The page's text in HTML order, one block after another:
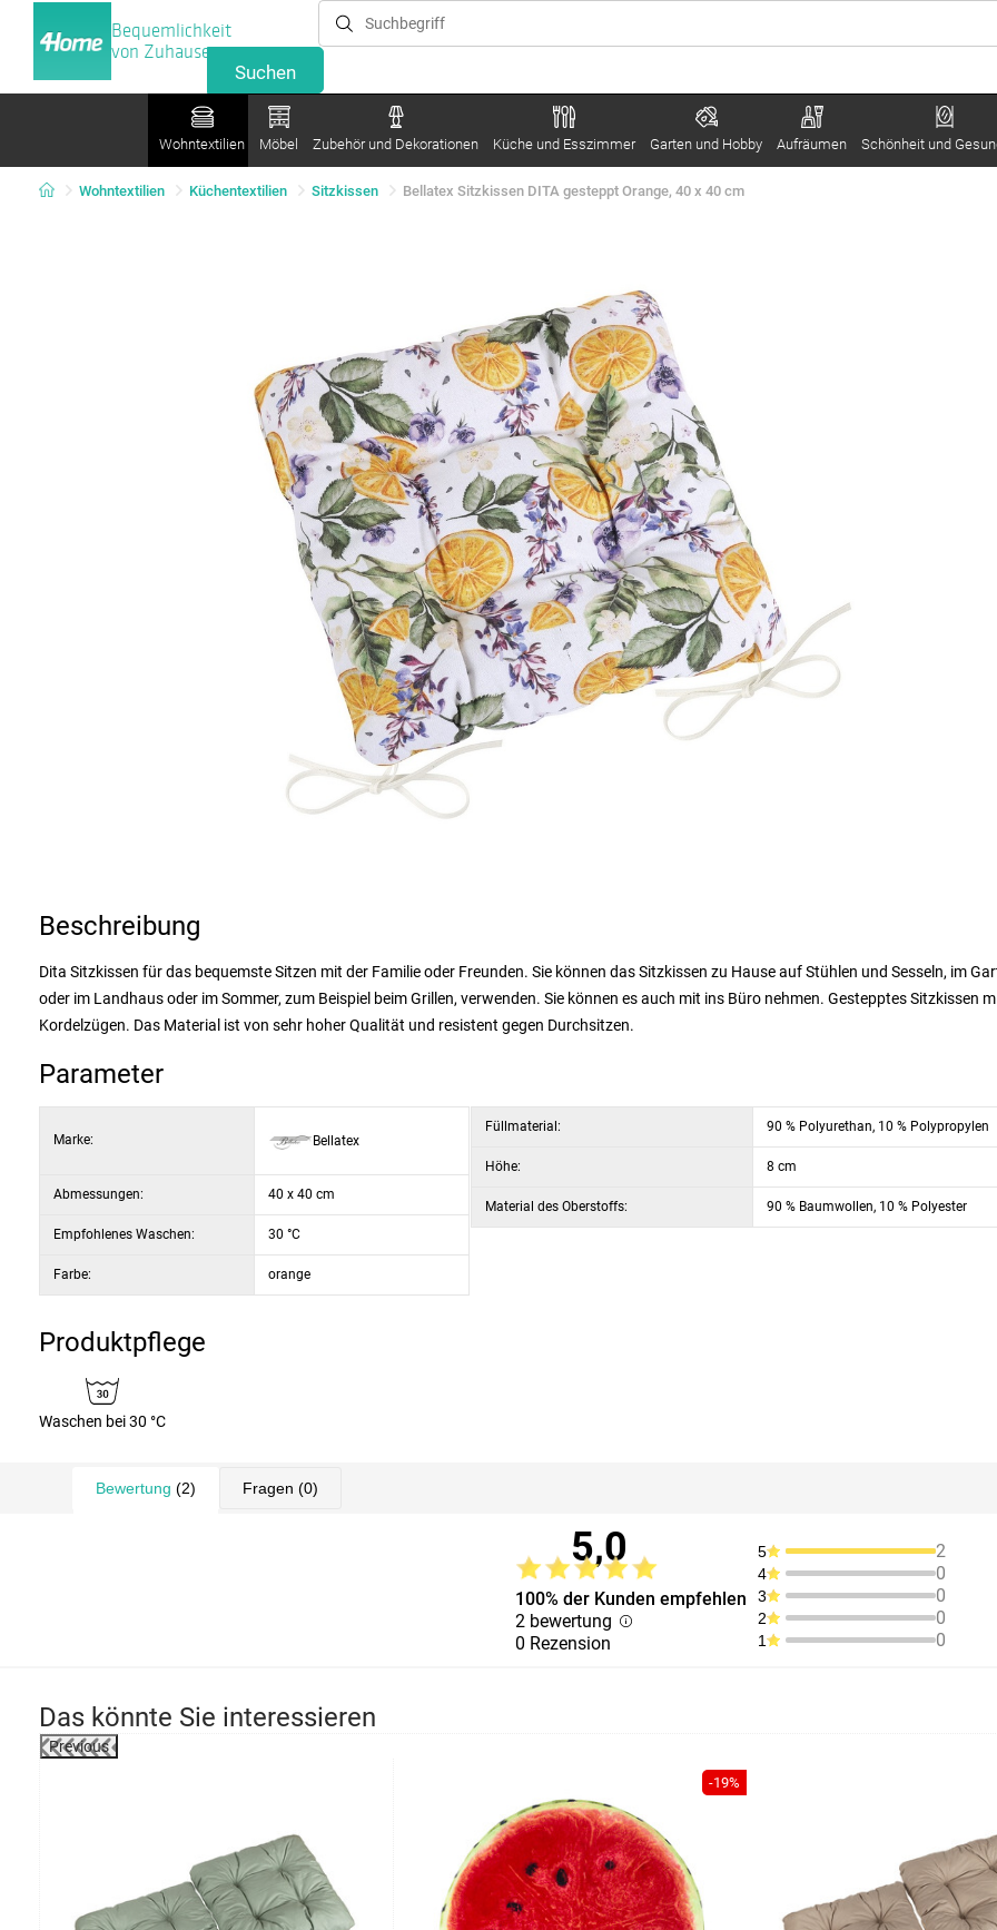
Bequemlichkeit
von Zuhause
Wohntextilien Möbel Zubehör und Dekorationen Küche und Esszimmer Garten und Hobby Aufräumen Schönheit und
Wohntextilien Küchentextilien Sitzkissen Bellatex Sitzkissen DITA gesteppt Orange, 40 x 40 cm
Beschreibung
Dita Sitzkissen für das bequemste Sitzen mit der Familie oder Freunden. Sie können das Sitzkissen zu Hause auf Stühlen und Sesseln, im
oder im Landhaus oder im Sommer, zum Beispiel beim Grillen, verwenden. Sie können es auch mit ins Büro nehmen. Gestepptes Sitzkissen
Kordelzügen. Das Material ist von sehr hoher Qualität und resistent gegen Durchsitzen.
Parameter
Marke: Bellatex
Abmessungen: 40 x 40 cm
Empfohlenes Waschen: 30 °C
Farbe: orange
Füllmaterial: 90 % Polyurethan, 10 % Polypropylen
Höhe: 8 cm
Material des Oberstoffs: 90 % Baumwollen, 10 % Polyester
Produktpflege
Waschen bei 30 °C
Bewertung (2) Fragen (0)
5,0
100% der Kunden empfehlen
2 bewertung
0 Rezension
5 2
4 0
3 0
2 0
1 0
Das könnte Sie interessieren
Previous
-19%